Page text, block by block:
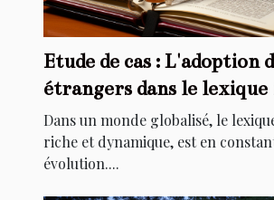
Etude de cas : L'adoption
étrangers dans le
Dans un monde globalisé, le
riche et dynamique, est en
évolution....